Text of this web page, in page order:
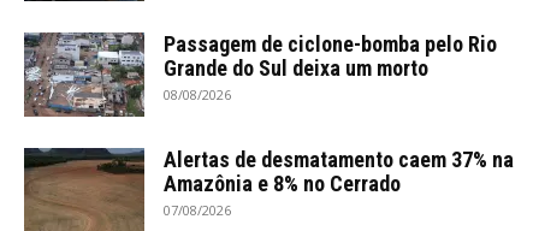
Passagem de ciclone-bomba pelo Rio
Grande do Sul deixa um morto
08/08/2026
Alertas de desmatamento caem 37% na
Amazônia e 8% no Cerrado
07/08/2026